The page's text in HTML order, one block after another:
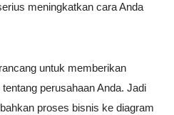
meningkatkan cara Anda
untuk memberikan
perusahaan Anda. Jadi
proses bisnis ke diagram